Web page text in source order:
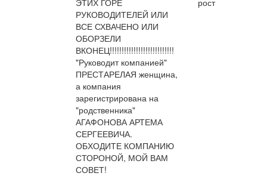
РУКОВОДИТЕЛЕЙ ИЛИ
ВСЕ СХВАЧЕНО ИЛИ
ОБОРЗЕЛИ
ВКОНЕЦ!!!!!!!!!!!!!!!!!!!!!!!!!!!
"Руководит компанией"
ПРЕСТАРЕЛАЯ женщина,
а компания
зарегистрирована на
"родственника"
АГАФОНОВА АРТЕМА
СЕРГЕЕВИЧА.
ОБХОДИТЕ КОМПАНИЮ
СТОРОНОЙ, МОЙ ВАМ
СОВЕТ!